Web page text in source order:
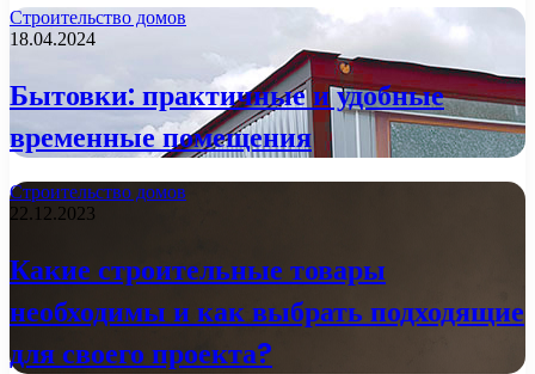
Строительство домов
18.04.2024
Бытовки: практичные и удобные
временные помещения
Строительство домов
22.12.2023
Какие строительные товары
необходимы и как выбрать подходящие
для своего проекта?